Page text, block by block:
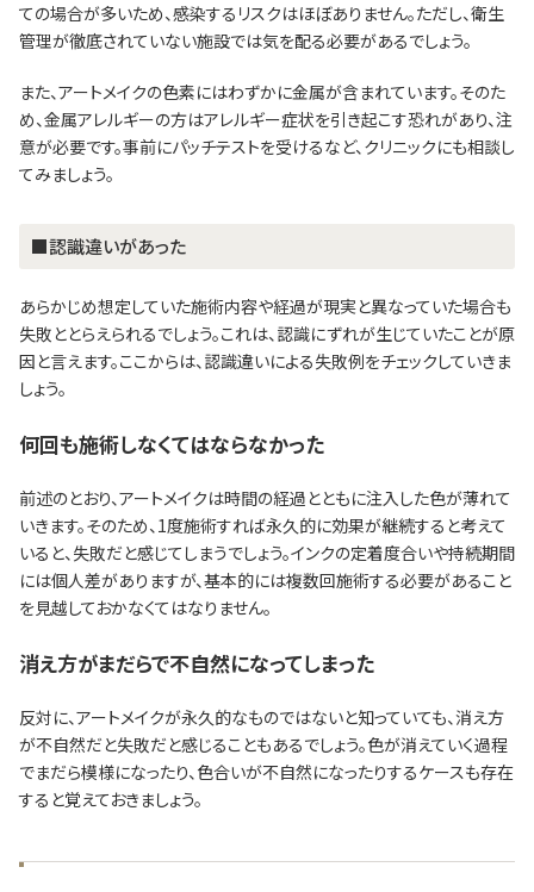
ての場合が多いため、感染するリスクはほぼありません。ただし、衛生
管理が徹底されていない施設では気を配る必要があるでしょう。
また、アートメイクの色素にはわずかに金属が含まれています。そのた
め、金属アレルギーの方はアレルギー症状を引き起こす恐れがあり、注
意が必要です。事前にパッチテストを受けるなど、クリニックにも相談し
てみましょう。
■認識違いがあった
あらかじめ想定していた施術内容や経過が現実と異なっていた場合も
失敗ととらえられるでしょう。これは、認識にずれが生じていたことが原
因と言えます。ここからは、認識違いによる失敗例をチェックしていきま
しょう。
何回も施術しなくてはならなかった
前述のとおり、アートメイクは時間の経過とともに注入した色が薄れて
いきます。そのため、1度施術すれば永久的に効果が継続すると考えて
いると、失敗だと感じてしまうでしょう。インクの定着度合いや持続期間
には個人差がありますが、基本的には複数回施術する必要があること
を見越しておかなくてはなりません。
消え方がまだらで不自然になってしまった
反対に、アートメイクが永久的なものではないと知っていても、消え方
が不自然だと失敗だと感じることもあるでしょう。色が消えていく過程
でまだら模様になったり、色合いが不自然になったりするケースも存在
すると覚えておきましょう。